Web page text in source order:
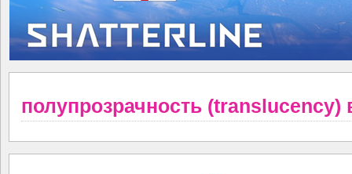
полупрозрачность (translucency)